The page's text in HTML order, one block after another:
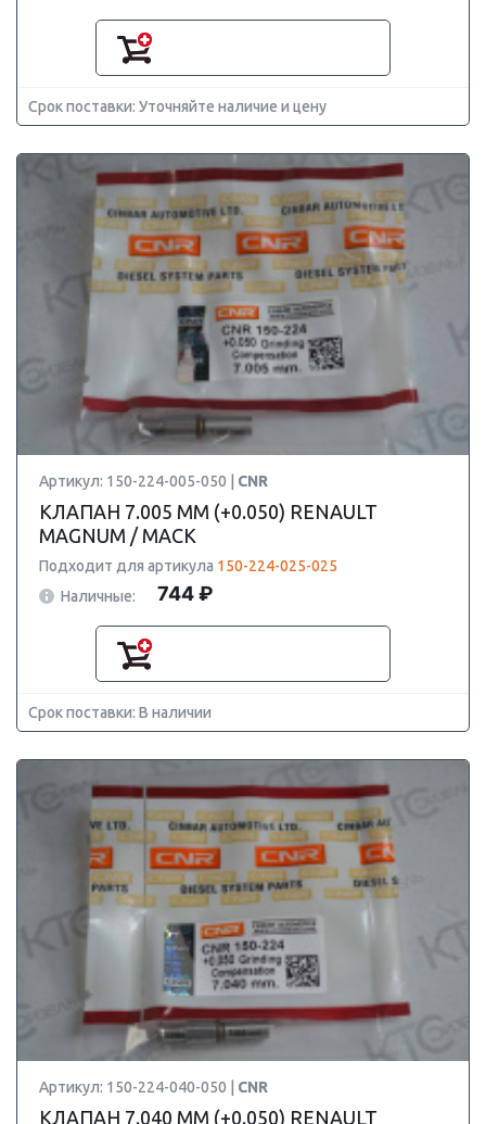
Срок поставки: Уточняйте наличие и цену
Артикул: 150-224-005-050 | CNR
КЛАПАН 7.005 ММ (+0.050) RENAULT
MAGNUM / MACK
Подходит для артикула 150-224-025-025
Наличные:
744 ₽
Срок поставки: В наличии
Артикул: 150-224-040-050 | CNR
КЛАПАН 7.040 ММ (+0.050) RENAULT